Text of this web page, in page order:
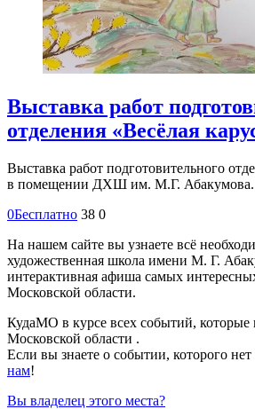
Выставка работ
отделения «Весёлая
Выставка работ подготовительного
в помещении ДХШ им. М.Г. Абакумова.
0Бесплатно 38 0
На нашем сайте вы узнаете всё
художественная школа имени М. Г.
интерактивная афиша самых
Московской области.
КудаМО в курсе всех событий, которые
Московской области .
Если вы знаете о событии, которого нет
нам!
Вы владелец этого места?